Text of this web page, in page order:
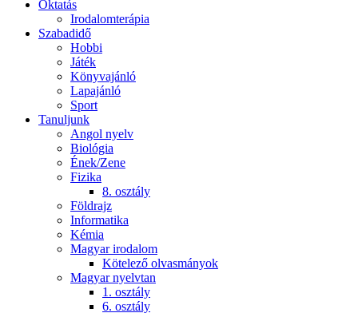
Oktatás
Irodalomterápia
Szabadidő
Hobbi
Játék
Könyvajánló
Lapajánló
Sport
Tanuljunk
Angol nyelv
Biológia
Ének/Zene
Fizika
8. osztály
Földrajz
Informatika
Kémia
Magyar irodalom
Kötelező olvasmányok
Magyar nyelvtan
1. osztály
6. osztály